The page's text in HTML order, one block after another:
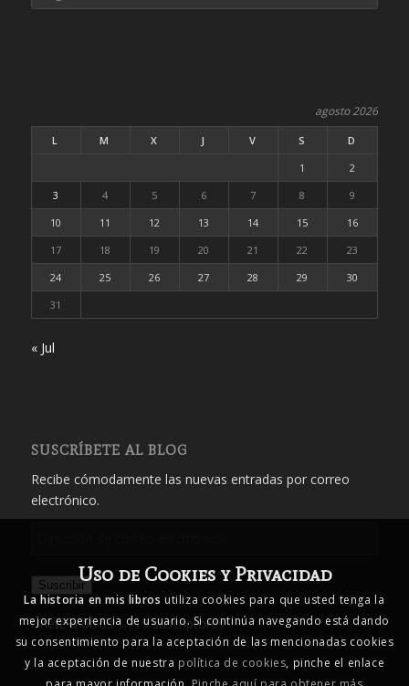
agosto 2026
L M X J V S
D
1
2
3
4 5 6 7 8
9
10
11 12 13 14 15
16
17
18 19 20 21 22
23
24
25 26 27 28 29
30
31
« Jul
SUSCRÍBETE AL BLOG
Recibe cómodamente las nuevas entradas por correo
electrónico.
correo
electrónico
Suscribir
Únete a otros 1.719 suscriptores
Uso de Cookies y Privacidad
La historia en mis libros utiliza cookies para que usted tenga la
mejor experiencia de usuario. Si continúa navegando está dando
su consentimiento para la aceptación de las mencionadas cookies
y la aceptación de nuestra política de cookies, pinche el enlace